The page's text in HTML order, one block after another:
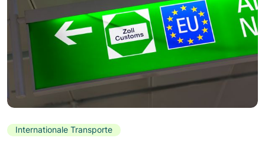
Internationale Transporte